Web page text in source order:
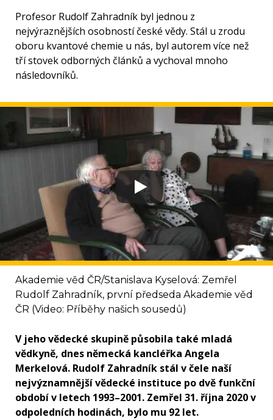
Profesor Rudolf Zahradník byl jednou z
nejvýraznějších osobností české vědy. Stál u zrodu
oboru kvantové chemie u nás, byl autorem více než
tří stovek odborných článků a vychoval mnoho
následovníků.
Akademie věd ČR/Stanislava Kyselová: Zemřel
Rudolf Zahradník, první předseda Akademie věd
ČR (Video: Příběhy našich sousedů)
V jeho vědecké skupině působila také mladá
vědkyně, dnes německá kancléřka Angela
Merkelová. Rudolf Zahradník stál v čele naší
nejvýznamnější vědecké instituce po dvě funkční
období v letech 1993–2001. Zemřel 31. října 2020 v
odpoledních hodinách, bylo mu 92 let.